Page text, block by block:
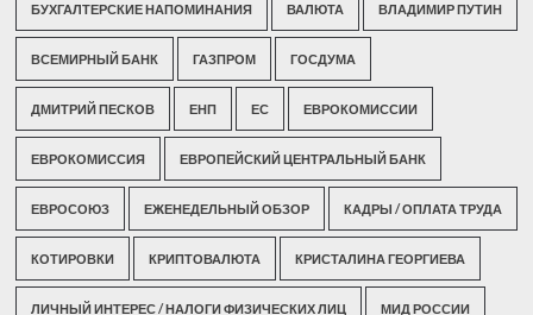
БУХГАЛТЕРСКИЕ НАПОМИНАНИЯ ВАЛЮТА ВЛАДИМИР ПУТИН
ВСЕМИРНЫЙ БАНК ГАЗПРОМ ГОСДУМА
ДМИТРИЙ ПЕСКОВ ЕНП ЕС ЕВРОКОМИССИИ
ЕВРОКОМИССИЯ ЕВРОПЕЙСКИЙ ЦЕНТРАЛЬНЫЙ БАНК
ЕВРОСОЮЗ ЕЖЕНЕДЕЛЬНЫЙ ОБЗОР КАДРЫ / ОПЛАТА ТРУДА
КОТИРОВКИ КРИПТОВАЛЮТА КРИСТАЛИНА ГЕОРГИЕВА
ЛИЧНЫЙ ИНТЕРЕС / НАЛОГИ ФИЗИЧЕСКИХ ЛИЦ МИД РОССИИ